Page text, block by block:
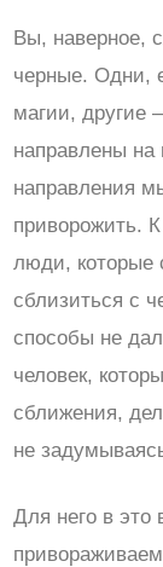
Вы, наверное,
черные. Одни,
магии, другие
направлены на
направления
приворожить.
люди, которые
сблизиться с
способы не
человек,
сближения,
не
Для него в это